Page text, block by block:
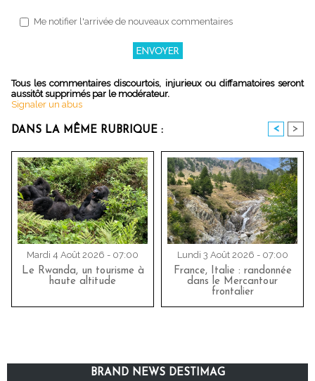
Me notifier l'arrivée de nouveaux commentaires
Tous les commentaires discourtois, injurieux ou diffamatoires seront
aussitôt supprimés par le modérateur.
Signaler un abus
DANS LA MÊME RUBRIQUE : < >
Mardi 4 Août 2026 - 07:00
Le Rwanda, un tourisme à
haute altitude
Lundi 3 Août 2026 - 07:00
France, Italie : randonnée
dans le Mercantour
frontalier
BRAND NEWS DESTIMAG